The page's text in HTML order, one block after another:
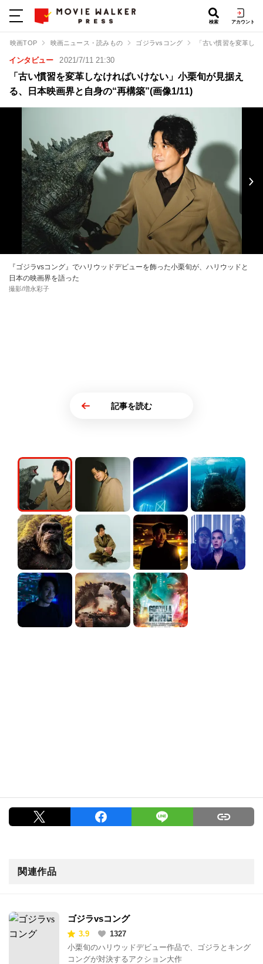
検索 アカウント
映画TOP 映画ニュース・読みもの ゴジラvsコング 「古い慣習を変革し
インタビュー 2021/7/11 21:30
「古い慣習を変革しなければいけない」小栗旬が見据え
る、日本映画界と自身の“再構築”(画像1/11)
『ゴジラvsコング』でハリウッドデビューを飾った小栗旬が、ハリウッドと
日本の映画界を語った
撮影/増永彩子
記事を読む
関連作品
ゴジラvsコング
3.9
1327
小栗旬のハリウッドデビュー作品で、ゴジラとキング
コングが対決するアクション大作